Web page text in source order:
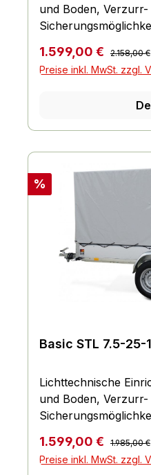
und Boden, Verzurr-
Netze, Räder und
Reling und Co.,
Verkaufspreis:
1.599,00 € 2.158,00 €
Preise inkl. MwSt. zzgl.
Rabatt
%
Basic STL 7.5-25-
Lichttechnische
und Boden, Verzurr-
Netze, Räder und
Reling und Co.,
Verkaufspreis:
1.599,00 € 1.985,00 €
Preise inkl. MwSt. zzgl.